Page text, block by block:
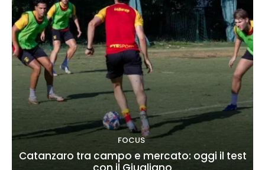
FOCUS
Catanzaro tra campo e mercato: oggi il test